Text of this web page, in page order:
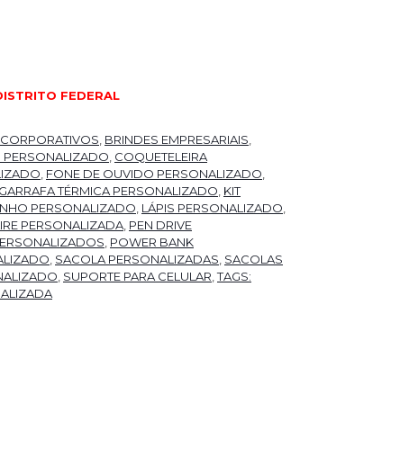
FEDERAL
, BRINDES EMPRESARIAIS,
PERSONALIZADO, COQUETELEIRA
, FONE DE OUVIDO PERSONALIZADO,
GARRAFA TÉRMICA PERSONALIZADO, KIT
PERSONALIZADO, LÁPIS PERSONALIZADO,
PERSONALIZADA, PEN DRIVE
, POWER BANK
, SACOLA PERSONALIZADAS, SACOLAS
, SUPORTE PARA CELULAR,TAGS: